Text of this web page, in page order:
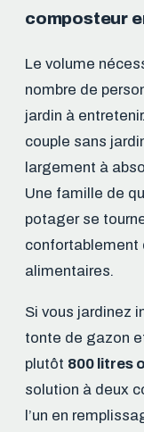
composteur
Le volume
nombre de
jardin à
couple sans
largement à
Une famille de
potager se
confortablement
alimentaires.
Si vous jardinez
tonte de gazon
plutôt 800 litres
solution à deux
l’un en